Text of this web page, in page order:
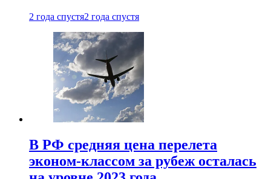
2 года спустя2 года спустя
В РФ средняя цена перелета
эконом-классом за рубеж осталась